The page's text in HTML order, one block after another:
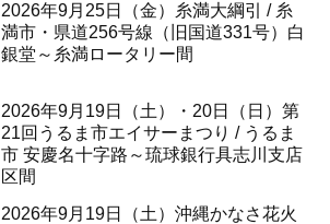
2026年9月25日（金）糸満大綱引 / 糸
満市・県道256号線（旧国道331号）白
銀堂～糸満ロータリー間
2026年9月19日（土）・20日（日）第
21回うるま市エイサーまつり / うるま
市 安慶名十字路～琉球銀行具志川支店
区間
2026年9月19日（土）沖縄かなさ花火